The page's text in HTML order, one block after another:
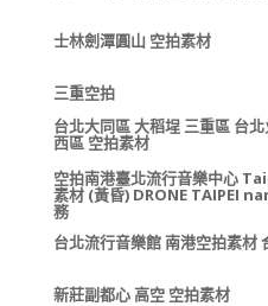
士林劍潭圓山 空拍素材
三重空拍
台北大同區 大稻埕 三重區 台
西區 空拍素材
空拍南港臺北流行音樂中心
素材 (黃昏) DRONE TAIPEI
務
台北流行音樂館 南港空拍素材
新莊副都心 高空 空拍素材